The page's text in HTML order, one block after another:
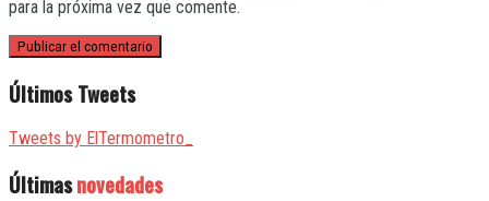
para la próxima vez que comente.
Últimos Tweets
Tweets by ElTermometro_
Últimasnovedades